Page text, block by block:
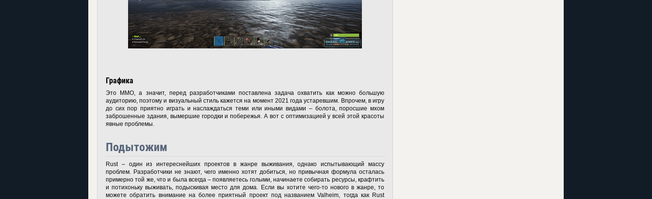
Графика
Это ММО, а значит, перед разработчиками поставлена задача охватить как можно большую
аудиторию, поэтому и визуальный стиль кажется на момент 2021 года устаревшим. Впрочем, в игру
до сих пор приятно играть и наслаждаться теми или иными видами – болота, поросшие мхом
заброшенные здания, вымершие городки и побережья. А вот с оптимизацией у всей этой красоты
явные проблемы.
Подытожим
Rust – один из интереснейших проектов в жанре выживания, однако испытывающий массу
проблем. Разработчики не знают, чего именно хотят добиться, но привычная формула осталась
примерно той же, что и была всегда – появляетесь голыми, начинаете собирать ресурсы, крафтить
и потихоньку выживать, подыскивая место для дома. Если вы хотите чего-то нового в жанре, то
можете обратить внимание на более приятный проект под названием Valheim, тогда как Rust